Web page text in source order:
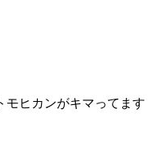
モヒカンがキマってます